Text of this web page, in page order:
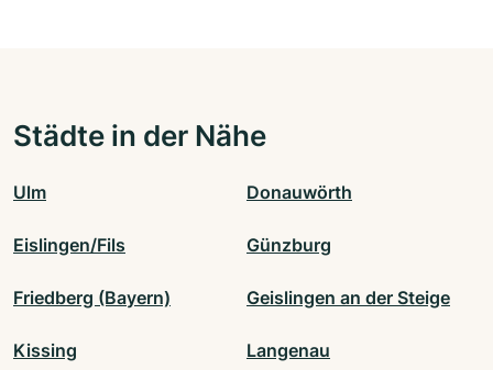
Städte in der Nähe
Ulm Donauwörth
Eislingen/Fils Günzburg
Friedberg (Bayern) Geislingen an der Steige
Kissing Langenau